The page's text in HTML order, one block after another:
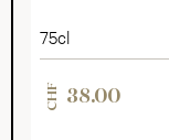
75cl
CHF 38.00